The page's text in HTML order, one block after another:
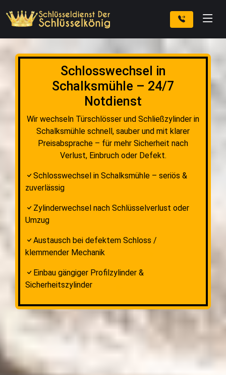
Schlosswechsel in
Schalksmühle – 24/7
Notdienst
Wir wechseln Türschlösser und Schließzylinder in
Schalksmühle schnell, sauber und mit klarer
Preisabsprache – für mehr Sicherheit nach
Verlust, Einbruch oder Defekt.
Schlosswechsel in Schalksmühle – seriös &
zuverlässig
Zylinderwechsel nach Schlüsselverlust oder
Umzug
Austausch bei defektem Schloss /
klemmender Mechanik
Einbau gängiger Profilzylinder &
Sicherheitszylinder